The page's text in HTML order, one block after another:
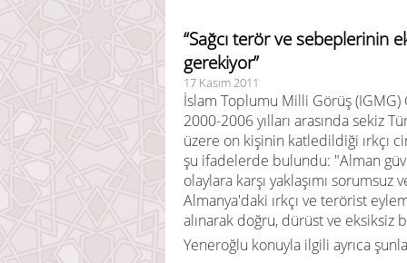
“Sağcı terör ve sebeplerinin
gerekiyor”
17 Kasım 2011
İslam Toplumu Milli Görüş (IGMG)
2000-2006 yılları arasında sekiz
üzere on kişinin katledildiği ırkçı
şu ifadelerde bulundu: "Alman
olaylara karşı yaklaşımı
Almanya'daki ırkçı ve terörist
alınarak doğru, dürüst ve eksiksiz
Yeneroğlu konuyla ilgili ayrıca